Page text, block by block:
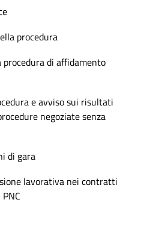
procedura
di affidamento
e avviso sui risultati
negoziate senza
di gara
lavorativa nei contratti